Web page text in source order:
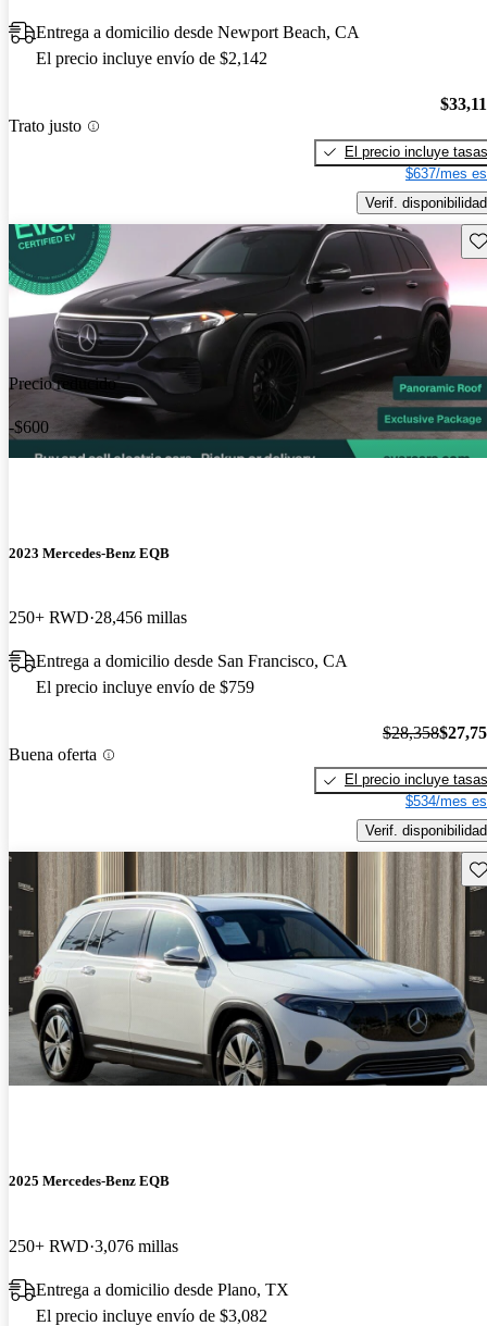
Entrega a domicilio desde Newport Beach, CA
El precio incluye envío de $2,142
Trato justo
El precio incluye tasas
$637/mes
Verif. disponibilidad
Precio reducido
-$600
2023 Mercedes-Benz EQB
250+ RWD 28,456 millas
Entrega a domicilio desde San Francisco, CA
El precio incluye envío de $759
Buena oferta
$28,358
El precio incluye tasas
$534/mes
Verif. disponibilidad
2025 Mercedes-Benz EQB
250+ RWD 3,076 millas
Entrega a domicilio desde Plano, TX
El precio incluye envío de $3,082